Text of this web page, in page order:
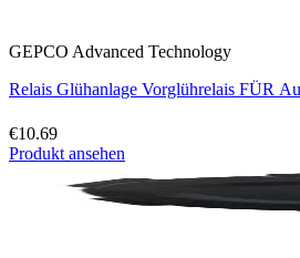
GEPCO Advanced Technology
Relais Glühanlage Vorglührelais FÜR
€10.69
Produkt ansehen